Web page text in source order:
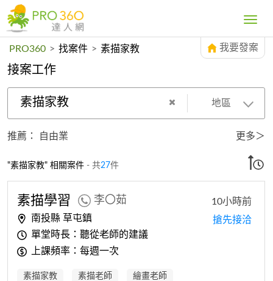
Toggle
PRO360 > 找案件 > 素描家教 我要發案
接案工作
素描家教 地區
推薦： 自由業 更多＞
"素描家教" 相關案件 - 共27件
素描學習 李〇茹
南投縣 草屯鎮
單堂時長：聽從老師的建議
上課頻率：每週一次
10小時前
搶先接洽
素描家教 素描老師 繪畫老師